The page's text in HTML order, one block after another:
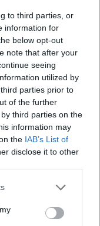
to third parties, or
information for
below opt-out
note that after your
seeing
utilized by
parties prior to
of the further
third parties on the
information may
the IAB’s List of
disclose it to other
συνδικαλιστές
Θεσ/νίκη: Τρεις
συλλήψεις για
έξω από